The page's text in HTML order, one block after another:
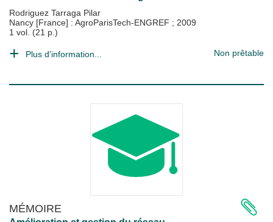
Rodriguez Tarraga Pilar
Nancy [France] : AgroParisTech-ENGREF ; 2009
1 vol. (21 p.)
Plus d'information... Non prêtable
MÉMOIRE